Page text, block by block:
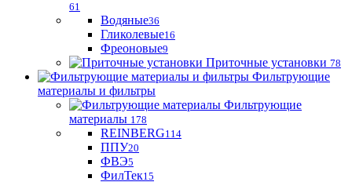
61
Водяные36
Гликолевые16
Фреоновые9
Приточные установки 78
Фильтрующие
материалы и фильтры
Фильтрующие
материaлы 178
REINBERG114
ППУ20
ФВЭ5
ФилТек15